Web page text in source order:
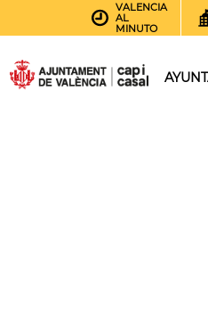
VALENCIA
AL
MINUTO